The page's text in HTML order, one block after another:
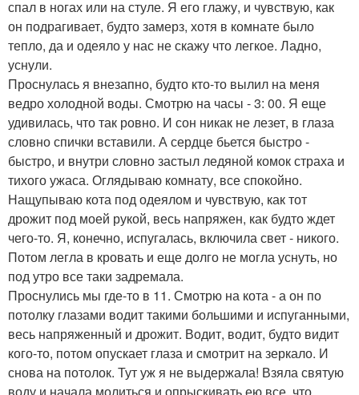
спал в ногах или на стуле. Я его глажу, и чувствую, как
он подрагивает, будто замерз, хотя в комнате было
тепло, да и одеяло у нас не скажу что легкое. Ладно,
уснули.
Проснулась я внезапно, будто кто-то вылил на меня
ведро холодной воды. Смотрю на часы - 3: 00. Я еще
удивилась, что так ровно. И сон никак не лезет, в глаза
словно спички вставили. А сердце бьется быстро -
быстро, и внутри словно застыл ледяной комок страха и
тихого ужаса. Оглядываю комнату, все спокойно.
Нащупываю кота под одеялом и чувствую, как тот
дрожит под моей рукой, весь напряжен, как будто ждет
чего-то. Я, конечно, испугалась, включила свет - никого.
Потом легла в кровать и еще долго не могла уснуть, но
под утро все таки задремала.
Проснулись мы где-то в 11. Смотрю на кота - а он по
потолку глазами водит такими большими и испуганными,
весь напряженный и дрожит. Водит, водит, будто видит
кого-то, потом опускает глаза и смотрит на зеркало. И
снова на потолок. Тут уж я не выдержала! Взяла святую